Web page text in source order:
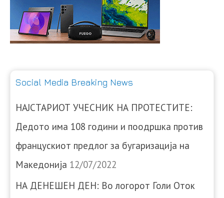
Social Media Breaking News
НАЈСТАРИОТ УЧЕСНИК НА ПРОТЕСТИТЕ:
Дедото има 108 години и поодршка против
францускиот предлог за бугаризација на
Македонија 12/07/2022
НА ДЕНЕШЕН ДЕН: Во логорот Голи Оток